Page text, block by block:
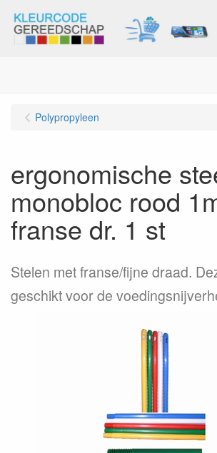
Polypropyleen
ergonomische
monobloc rood
franse dr. 1 st
Stelen met franse/fijne draad.
geschikt voor de